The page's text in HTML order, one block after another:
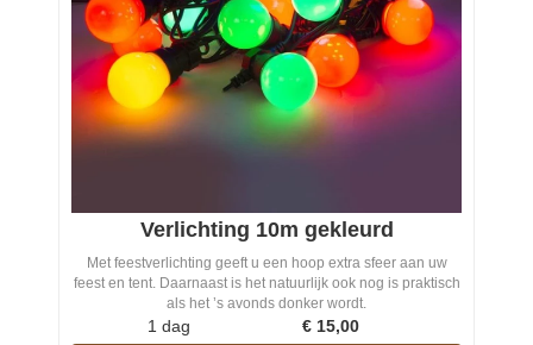
Verlichting 10m gekleurd
Met feestverlichting geeft u een hoop extra sfeer aan uw
feest en tent. Daarnaast is het natuurlijk ook nog is praktisch
als het ’s avonds donker wordt.
1 dag € 15,00